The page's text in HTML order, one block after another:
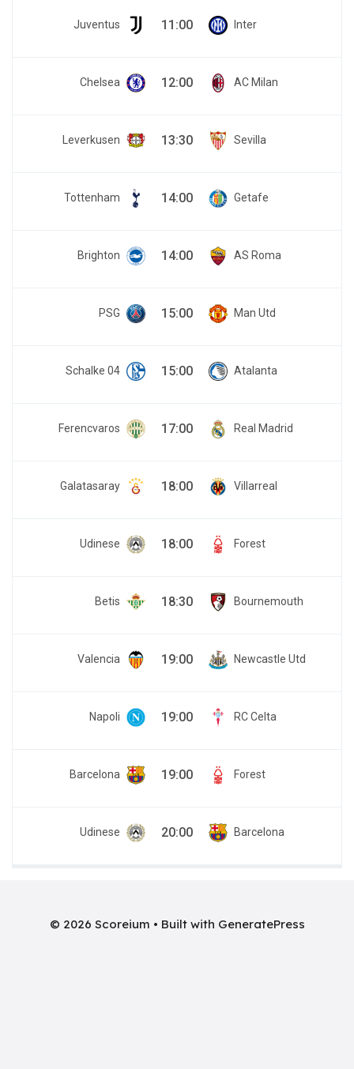
Juventus 11:00 Inter
Chelsea 12:00 AC Milan
Leverkusen 13:30 Sevilla
Tottenham 14:00 Getafe
Brighton 14:00 AS Roma
PSG 15:00 Man Utd
Schalke 04 15:00 Atalanta
Ferencvaros 17:00 Real Madrid
Galatasaray 18:00 Villarreal
Udinese 18:00 Forest
Betis 18:30 Bournemouth
Valencia 19:00 Newcastle Utd
Napoli 19:00 RC Celta
Barcelona 19:00 Forest
Udinese 20:00 Barcelona
© 2026 Scoreium • Built with GeneratePress